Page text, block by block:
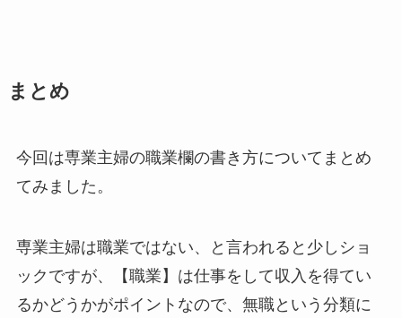
まとめ
今回は専業主婦の職業欄の書き方についてまとめ
てみました。
専業主婦は職業ではない、と言われると少しショ
ックですが、【職業】は仕事をして収入を得てい
るかどうかがポイントなので、無職という分類に